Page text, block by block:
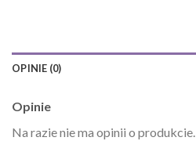
OPINIE (0)
Opinie
Na razie nie ma opinii o produkcie.